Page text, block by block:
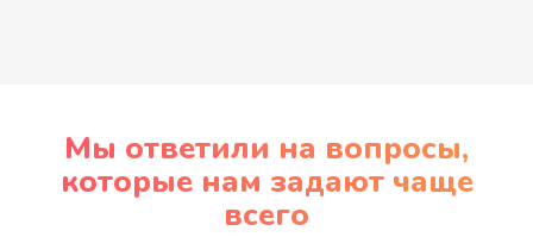
Мы ответили на вопросы,
которые нам задают чаще
всего